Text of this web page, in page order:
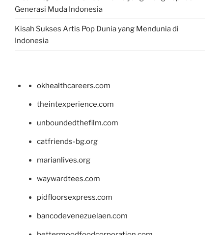
Generasi Muda Indonesia
Kisah Sukses Artis Pop Dunia yang Mendunia di
Indonesia
okhealthcareers.com
theintexperience.com
unboundedthefilm.com
catfriends-bg.org
marianlives.org
waywardtees.com
pidfloorsexpress.com
bancodevenezuelaen.com